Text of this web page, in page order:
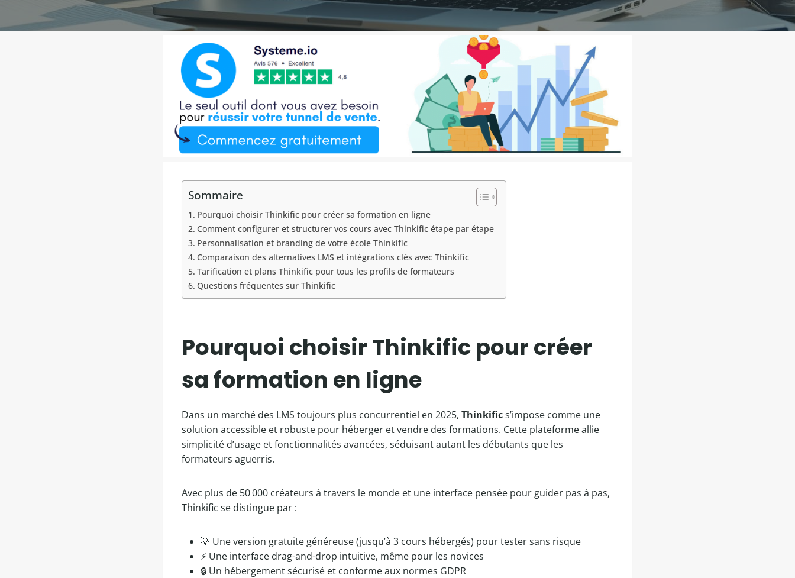
Sommaire
Pourquoi choisir Thinkific pour créer sa formation en ligne
Comment configurer et structurer vos cours avec Thinkific étape par étape
Personnalisation et branding de votre école Thinkific
Comparaison des alternatives LMS et intégrations clés avec Thinkific
Tarification et plans Thinkific pour tous les profils de formateurs
Questions fréquentes sur Thinkific
Pourquoi choisir Thinkific pour créer
sa formation en ligne
Dans un marché des LMS toujours plus concurrentiel en 2025, Thinkifics’impose comme une
solution accessible et robuste pour héberger et vendre des formations. Cette plateforme allie
simplicité d’usage et fonctionnalités avancées, séduisant autant les débutants que les
formateurs aguerris.
Avec plus de 50 000 créateurs à travers le monde et une interface pensée pour guider pas à pas,
Thinkific se distingue par :
💡 Une version gratuite généreuse (jusqu’à 3 cours hébergés) pour tester sans risque
⚡ Une interface drag-and-drop intuitive, même pour les novices
🔒 Un hébergement sécurisé et conforme aux normes GDPR